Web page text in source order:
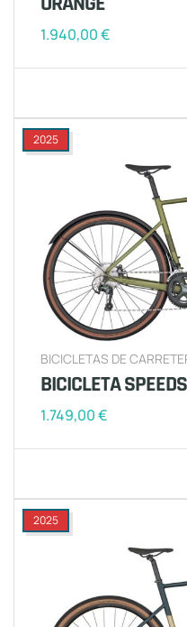
1.940,00€
2025
BICICLETAS DE
BICICLETA
1.749,00€
2025